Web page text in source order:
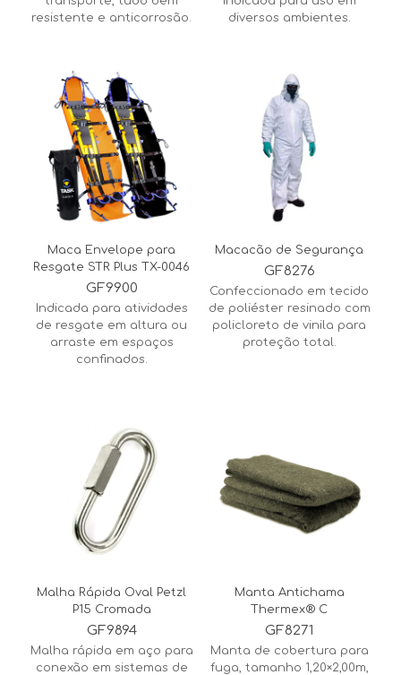
resistente e anticorrosão.
diversos ambientes.
Maca Envelope para
Resgate STR Plus TX-0046
GF9900
Indicada para atividades
de resgate em altura ou
arraste em espaços
confinados.
Macacão de Segurança
GF8276
Confeccionado em tecido
de poliéster resinado com
policloreto de vinila para
proteção total.
Malha Rápida Oval Petzl
P15 Cromada
GF9894
Malha rápida em aço para
conexão em sistemas de
Manta Antichama
Thermex® C
GF8271
Manta de cobertura para
fuga, tamanho 1,20×2,00m,